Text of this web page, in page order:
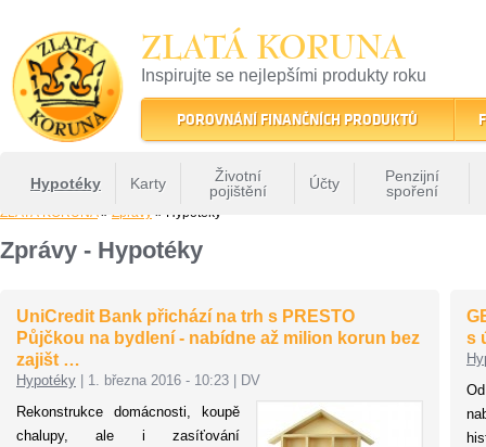
ZLATÁ KORUNA
Inspirujte se nejlepšími produkty roku
22 let tradice a kvality na finančním trhu
POROVNÁNÍ FINANČNÍCH PRODUKTŮ
Hypotéky Karty
Životní
pojištění
Účty
Penzijní
spoření
ZLATÁ KORUNA» Zprávy » Hypotéky
Zprávy - Hypotéky
UniCredit Bank přichází na trh s PRESTO
Půjčkou na bydlení - nabídne až milion korun bez
zajišt …
Hypotéky 1. března 2016 - 10:23
DV
Rekonstrukce domácnosti, koupě
chalupy, ale i zasíťování
s